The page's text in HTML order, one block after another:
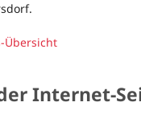
Übersicht
Internet-